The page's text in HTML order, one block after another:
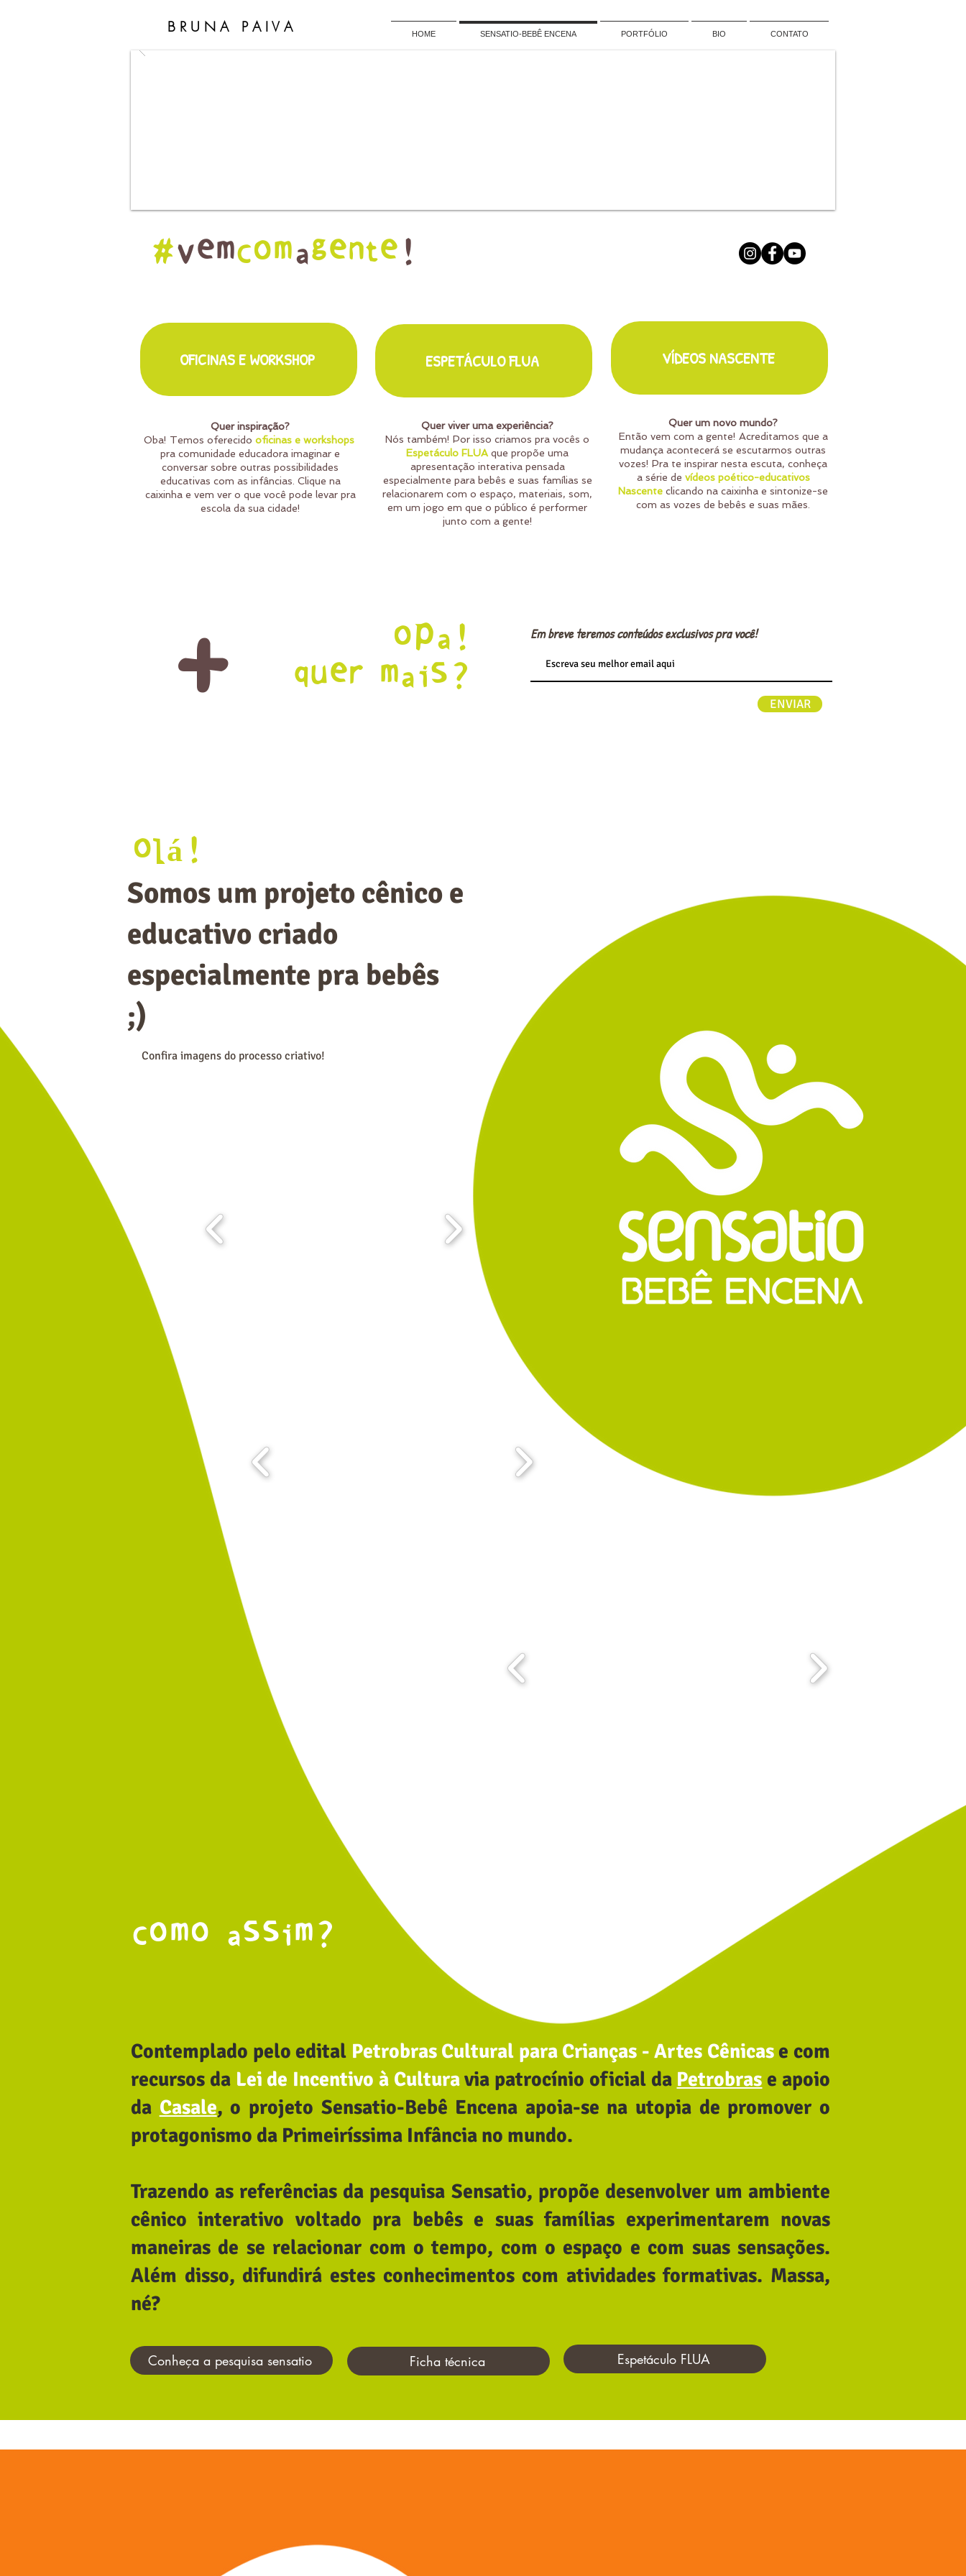
B R U N A P A I V A HOME SENSATIO-BEBÊ ENCENA PORTFÓLIO BIO CONTATO
#vemcomagente !
OFICINAS E WORKSHOP ESPETÁCULO FLUA VÍDEOS NASCENTE
Quer inspiração?
Oba! Temos oferecido oficinas e workshops
pra comunidade educadora imaginar e
conversar sobre outras possibilidades
educativas com as infâncias. Clique na
caixinha e vem ver o que você pode levar pra
escola da sua cidade!
Quer viver uma experiência?
Nós também! Por isso criamos pra vocês o
Espetáculo FLUA que propõe uma
apresentação interativa pensada
especialmente para bebês e suas famílias se
relacionarem com o espaço, materiais, som,
em um jogo em que o público é performer
junto com a gente!
Quer um novo mundo?
Então vem com a gente! Acreditamos que a
mudança acontecerá se escutarmos outras
vozes! Pra te inspirar nesta escuta, conheça
a série de vídeos poético-educativos
Nascente clicando na caixinha e sintonize-se
com as vozes de bebês e suas mães.
opa!
quer mais?
Em breve teremos conteúdos exclusivos pra você!
ENVIAR
+
olá!
Somos um projeto cênico e
educativocriado
especialmente pra bebês
;)
Confira imagens do processo criativo!
como assim?
Contemplado pelo edital Petrobras Cultural para Crianças - Artes Cênicas e com
recursos da Lei de Incentivo à Culturavia patrocínio oficial da Petrobras e apoio
da Casale, o projeto Sensatio-Bebê Encena apoia-se na utopia de promover o
protagonismo da Primeiríssima Infância no mundo.
Trazendo as referências da pesquisa Sensatio, propõe desenvolver um ambiente
cênico interativo voltado pra bebês e suas famílias experimentarem novas
maneiras de se relacionar com o tempo, com o espaço e com suas sensações.
Além disso, difundirá estes conhecimentos com atividades formativas. Massa,
né?
Conheça a pesquisa sensatio Ficha técnica Espetáculo FLUA